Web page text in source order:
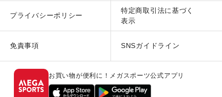
プライバシーポリシー
特定商取引法に基づく
表示
免責事項 SNSガイドライン
お買い物が便利に！メガスポーツ公式アプリ